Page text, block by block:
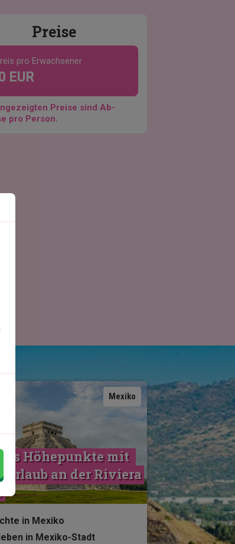
Preise
pro Erwachsener
EUR
Preise sind Ab-
pro Person.
Mexiko
Höhepunkte mit
an der Riviera
in Mexiko
in Mexiko-Stadt